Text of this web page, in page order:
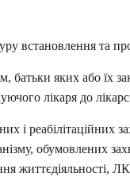
встановлення та
батьки яких або їх
лікаря до
і реабілітаційних
обумовлених
життєдіяльності,